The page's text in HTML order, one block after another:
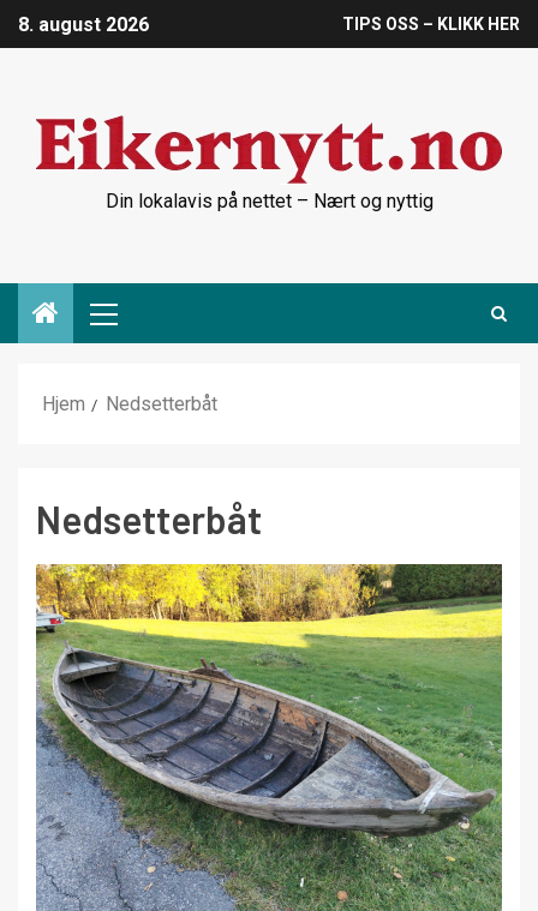
8. august 2026 TIPS OSS – KLIKK HER
Din lokalavis på nettet – Nært og nyttig
Hjem Nedsetterbåt
Nedsetterbåt